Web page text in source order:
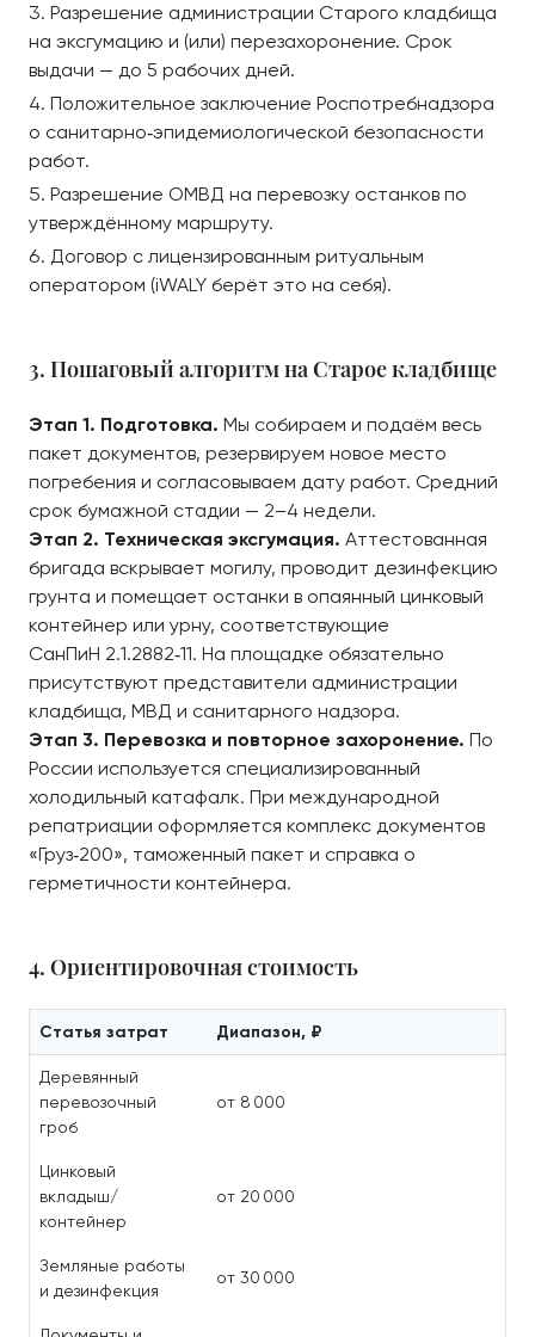
Разрешение администрации Старого кладбища
на эксгумацию и (или) перезахоронение. Срок
выдачи — до 5 рабочих дней.
Положительное заключение Роспотребнадзора
о санитарно‑эпидемиологической безопасности
работ.
Разрешение ОМВД на перевозку останков по
утверждённому маршруту.
Договор с лицензированным ритуальным
оператором (iWALY берёт это на себя).
3. Пошаговый алгоритм на Старое кладбище
Этап 1. Подготовка. Мы собираем и подаём весь
пакет документов, резервируем новое место
погребения и согласовываем дату работ. Средний
срок бумажной стадии — 2–4 недели.
Этап 2. Техническая эксгумация. Аттестованная
бригада вскрывает могилу, проводит дезинфекцию
грунта и помещает останки в опаянный цинковый
контейнер или урну, соответствующие
СанПиН 2.1.2882‑11. На площадке обязательно
присутствуют представители администрации
кладбища, МВД и санитарного надзора.
Этап 3. Перевозка и повторное захоронение. По
России используется специализированный
холодильный катафалк. При международной
репатриации оформляется комплекс документов
«Груз‑200», таможенный пакет и справка о
герметичности контейнера.
4. Ориентировочная стоимость
Статья затрат Диапазон, ₽
Деревянный
перевозочный
гроб
от 8 000
Цинковый
вкладыш/
контейнер
от 20 000
Земляные работы
и дезинфекция
от 30 000